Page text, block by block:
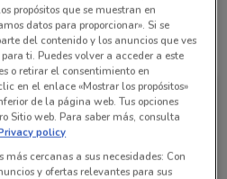
tienda
propósitos que se muestran en
datos para proporcionar». Si se
del contenido y los anuncios que ves
ti. Puedes volver a acceder a este
o retirar el consentimiento en
en el enlace «Mostrar los propósitos»
de la página web. Tus opciones
Sitio web. Para saber más, consulta
policy
cercanas a sus necesidades: Con
y ofertas relevantes para sus